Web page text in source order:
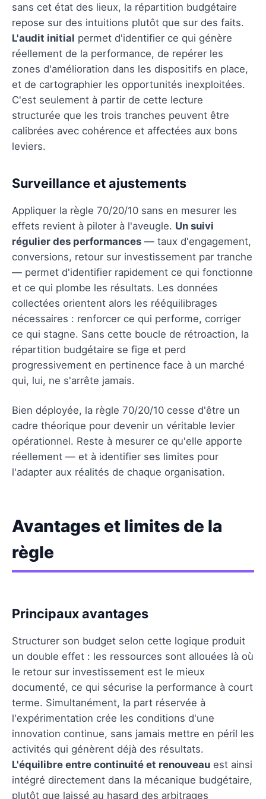
sans cet état des lieux, la répartition budgétaire
repose sur des intuitions plutôt que sur des faits.
L'audit initial permet d'identifier ce qui génère
réellement de la performance, de repérer les
zones d'amélioration dans les dispositifs en place,
et de cartographier les opportunités inexploitées.
C'est seulement à partir de cette lecture
structurée que les trois tranches peuvent être
calibrées avec cohérence et affectées aux bons
leviers.
Surveillance et ajustements
Appliquer la règle 70/20/10 sans en mesurer les
effets revient à piloter à l'aveugle. Un suivi
régulier des performances — taux d'engagement,
conversions, retour sur investissement par tranche
— permet d'identifier rapidement ce qui fonctionne
et ce qui plombe les résultats. Les données
collectées orientent alors les rééquilibrages
nécessaires : renforcer ce qui performe, corriger
ce qui stagne. Sans cette boucle de rétroaction, la
répartition budgétaire se fige et perd
progressivement en pertinence face à un marché
qui, lui, ne s'arrête jamais.
Bien déployée, la règle 70/20/10 cesse d'être un
cadre théorique pour devenir un véritable levier
opérationnel. Reste à mesurer ce qu'elle apporte
réellement — et à identifier ses limites pour
l'adapter aux réalités de chaque organisation.
Avantages et limites de la
règle
Principaux avantages
Structurer son budget selon cette logique produit
un double effet : les ressources sont allouées là où
le retour sur investissement est le mieux
documenté, ce qui sécurise la performance à court
terme. Simultanément, la part réservée à
l'expérimentation crée les conditions d'une
innovation continue, sans jamais mettre en péril les
activités qui génèrent déjà des résultats.
L'équilibre entre continuité et renouveau est ainsi
intégré directement dans la mécanique budgétaire,
plutôt que laissé au hasard des arbitrages